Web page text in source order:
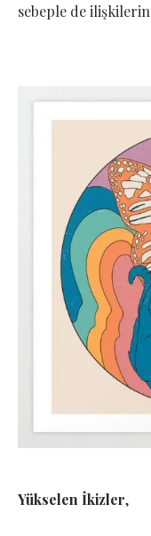
sebeple de
Yükselen İkizler,